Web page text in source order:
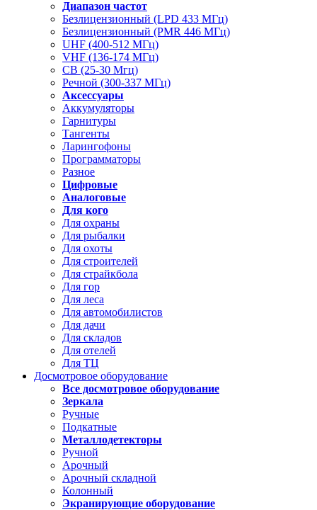
Диапазон частот
Безлицензионный (LPD 433 МГц)
Безлицензионный (PMR 446 МГц)
UHF (400-512 МГц)
VHF (136-174 МГц)
CB (25-30 Мгц)
Речной (300-337 МГц)
Аксессуары
Аккумуляторы
Гарнитуры
Тангенты
Ларингофоны
Программаторы
Разное
Цифровые
Аналоговые
Для кого
Для охраны
Для рыбалки
Для охоты
Для строителей
Для страйкбола
Для гор
Для леса
Для автомобилистов
Для дачи
Для складов
Для отелей
Для ТЦ
Досмотровое оборудование
Все досмотровое оборудование
Зеркала
Ручные
Подкатные
Металлодетекторы
Ручной
Арочный
Арочный складной
Колонный
Экранирующие оборудование